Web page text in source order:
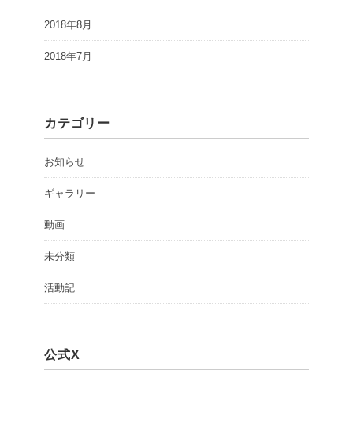
2018年8月
2018年7月
カテゴリー
お知らせ
ギャラリー
動画
未分類
活動記
公式X